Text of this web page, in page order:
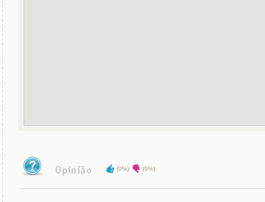
(0%) (0%)